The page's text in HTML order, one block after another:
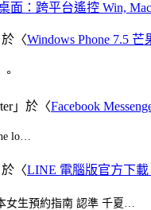
面：跨平台遙控 Win,
於〈Windows Phone 7.5
」於〈Facebook
lo…
於〈LINE 電腦版官方下載
女生預約指南 認準 千夏…